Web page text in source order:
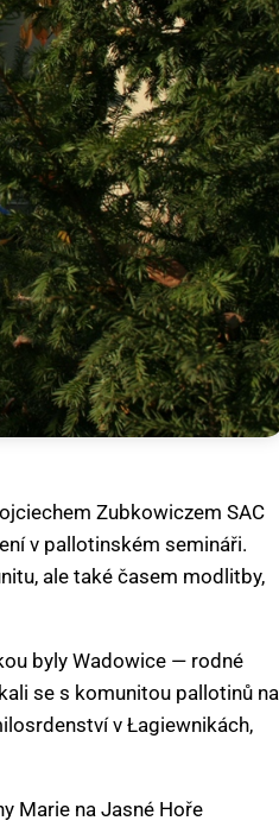
Zubkowiczem SAC
v pallotinském semináři.
ale také časem modlitby,
byly Wadowice — rodné
se s komunitou pallotinů na
v Łagiewnikách,
Marie na Jasné Hoře